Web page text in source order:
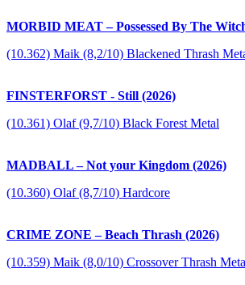
MORBID MEAT – Possessed By The
(10.362) Maik (8,2/10) Blackened Thrash
FINSTERFORST - Still (2026)
(10.361) Olaf (9,7/10) Black Forest Metal
MADBALL – Not your Kingdom (2026)
(10.360) Olaf (8,7/10) Hardcore
CRIME ZONE – Beach Thrash (2026)
(10.359) Maik (8,0/10) Crossover Thrash